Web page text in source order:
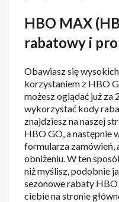
HBO MAX
rabatowy i
Obawiasz się
korzystaniem z HBO
możesz oglądać już za
wykorzystać kody
znajdziesz na naszej
HBO GO, a następnie
formularza zamówień,
obniżeniu. W ten
niż myślisz, podobnie
sezonowe rabaty
ciebie na stronie